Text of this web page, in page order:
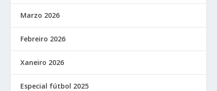
Marzo 2026
Febreiro 2026
Xaneiro 2026
Especial fútbol 2025